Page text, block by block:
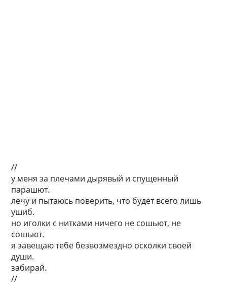
//
у меня за плечами дырявый и спущенный
парашют.
лечу и пытаюсь поверить, что будет всего лишь
ушиб.
но иголки с нитками ничего не сошьют, не
сошьют.
я завещаю тебе безвозмездно осколки своей
души.
забирай.
//